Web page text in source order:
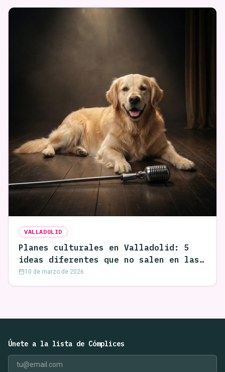
VALLADOLID
Planes culturales en Valladolid: 5
ideas diferentes que no salen en las
guías
10 de marzo de 2026
Únete a la lista de Cómplices